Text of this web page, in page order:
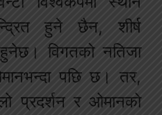
हुने छैन, शीर्ष
विगतको नतिजा
पछि छ। तर,
प्रदर्शन र ओमानको